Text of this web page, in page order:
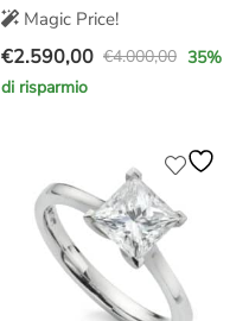
Magic Price!
€4.000,00
Il
prezzo
€4.000,00.
€2.590,00
Il
prezzo
€2.590,00.
35%
di risparmio